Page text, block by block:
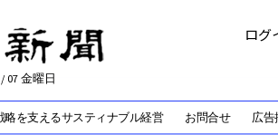
07 金曜日
ログ
略を支えるサスティナブル経営 お問合せ 広告